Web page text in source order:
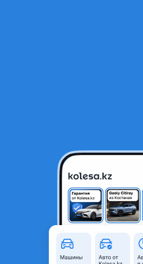
Лямбда-зонд, датчик кислорода на